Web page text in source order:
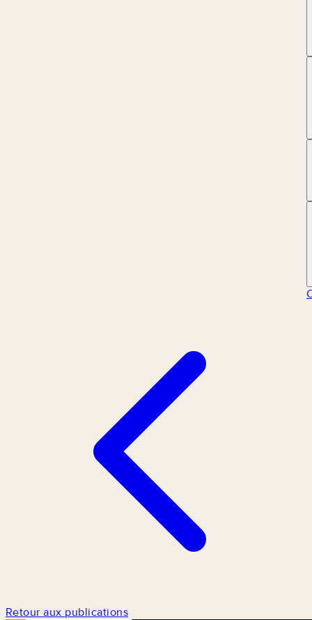
Retour aux publications